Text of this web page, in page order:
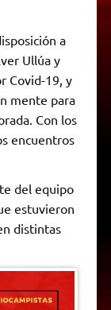
a
Ullúa y
Covid-19, y
mente para
Con los
encuentros
del equipo
estuvieron
distintas